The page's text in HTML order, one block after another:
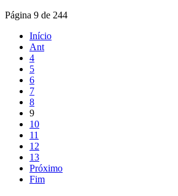
Página 9 de 244
Início
Ant
4
5
6
7
8
9
10
11
12
13
Próximo
Fim